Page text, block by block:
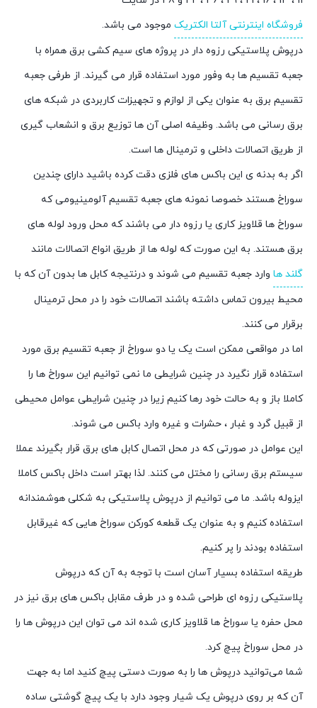
فروشگاه اینترنتی آلتا الکتریک موجود می باشد.
درپوش پلاستیکی رزوه دار در پروژه های سیم کشی برق همراه با
جعبه تقسیم ها به وفور مورد استفاده قرار می گیرند. از طرفی جعبه
تقسیم برق به عنوان یکی از لوازم و تجهیزات کاربردی در شبکه های
برق رسانی می باشد. وظیفه اصلی آن ها توزیع برق و انشعاب گیری
از طریق اتصالات داخلی و ترمینال ها است.
اگر به بدنه ی این باکس های فلزی دقت کرده باشید دارای چندین
سوراخ هستند خصوصا نمونه های جعبه تقسیم آلومینیومی که
سوراخ ها قلاویز کاری یا رزوه دار می باشند که محل ورود لوله های
برق هستند. به این صورت که لوله ها از طریق انواع اتصالات مانند
گلند ها وارد جعبه تقسیم می شوند و درنتیجه کابل ها بدون آن که با
محیط بیرون تماس داشته باشند اتصالات خود را در محل ترمینال
برقرار می کنند.
اما در مواقعی ممکن است یک یا دو سوراخ از جعبه تقسیم برق مورد
استفاده قرار نگیرد در چنین شرایطی ما نمی توانیم این سوراخ ها را
کاملا باز و به حالت خود رها کنیم زیرا در چنین شرایطی عوامل محیطی
از قبیل گرد و غبار ، حشرات و غیره وارد باکس می شوند.
این عوامل در صورتی که در محل اتصال کابل های برق قرار بگیرند عملا
سیستم برق رسانی را مختل می کنند. لذا بهتر است داخل باکس کاملا
ایزوله باشد. ما می توانیم از درپوش پلاستیکی به شکلی هوشمندانه
استفاده کنیم و به عنوان یک قطعه کورکن سوراخ هایی که غیرقابل
استفاده بودند را پر کنیم.
طریقه استفاده بسیار آسان است با توجه به آن که درپوش
پلاستیکی رزوه ای طراحی شده و در طرف مقابل باکس های برق نیز در
محل حفره یا سوراخ ها قلاویز کاری شده اند می توان این درپوش ها را
در محل سوراخ پیچ کرد.
شما می‌توانید درپوش ها را به صورت دستی پیچ کنید اما به جهت
آن که بر روی درپوش یک شیار وجود دارد با یک پیچ گوشتی ساده